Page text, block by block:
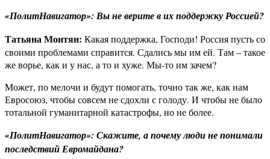
«ПолитНавигатор»: Вы не верите в их поддержку Россией?
Татьяна Монтян: Какая поддержка, Господи! Россия пусть со
своими проблемами справится. Сдались мы им ей. Там – такое
же ворье, как и у нас, а то и хуже. Мы-то им зачем?
Может, по мелочи и будут помогать, точно так же, как нам
Евросоюз, чтобы совсем не сдохли с голоду. И чтобы не было
тотальной гуманитарной катастрофы, но не более.
«ПолитНавигатор»: Скажите, а почему люди не понимали
последствий Евромайдана?